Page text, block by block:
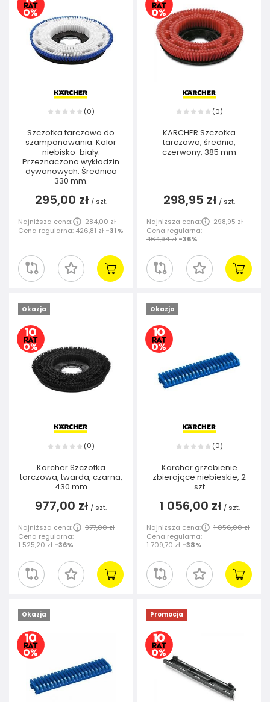
(0)
Szczotka tarczowa do
szamponowania. Kolor
niebisko-biały.
Przeznaczona wykładzin
dywanowych. Średnica
330 mm.
295,00 zł / szt.
Najniższa cena:
284,00 zł
Cena regularna:426,81 zł -31%
(0)
KARCHER Szczotka
tarczowa, średnia,
czerwony, 385 mm
298,95 zł / szt.
Najniższa cena:
298,95 zł
Cena regularna:
464,94 zł -36%
Okazja
(0)
Karcher Szczotka
tarczowa, twarda, czarna,
430 mm
977,00 zł / szt.
Najniższa cena:
977,00 zł
Cena regularna:
1 525,20 zł -36%
Okazja
(0)
Karcher grzebienie
zbierające niebieskie, 2
szt
1 056,00 zł / szt.
Najniższa cena:
1 056,00 zł
Cena regularna:
1 709,70 zł -38%
Okazja Promocja